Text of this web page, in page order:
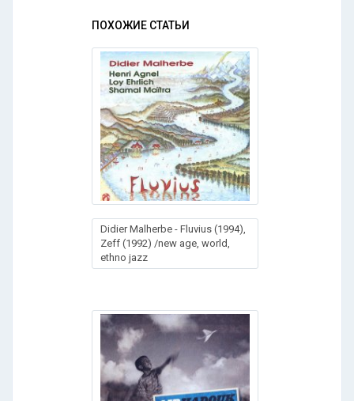
ПОХОЖИЕ СТАТЬИ
Didier Malherbe - Fluvius (1994),
Zeff (1992) /new age, world,
ethno jazz